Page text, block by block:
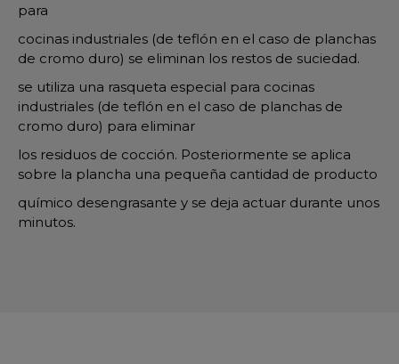
para
cocinas industriales (de teflón en el caso de planchas
de cromo duro) se eliminan los restos de suciedad.
se utiliza una rasqueta especial para cocinas
industriales (de teflón en el caso de planchas de
cromo duro) para eliminar
los residuos de cocción. Posteriormente se aplica
sobre la plancha una pequeña cantidad de producto
químico desengrasante y se deja actuar durante unos
minutos.